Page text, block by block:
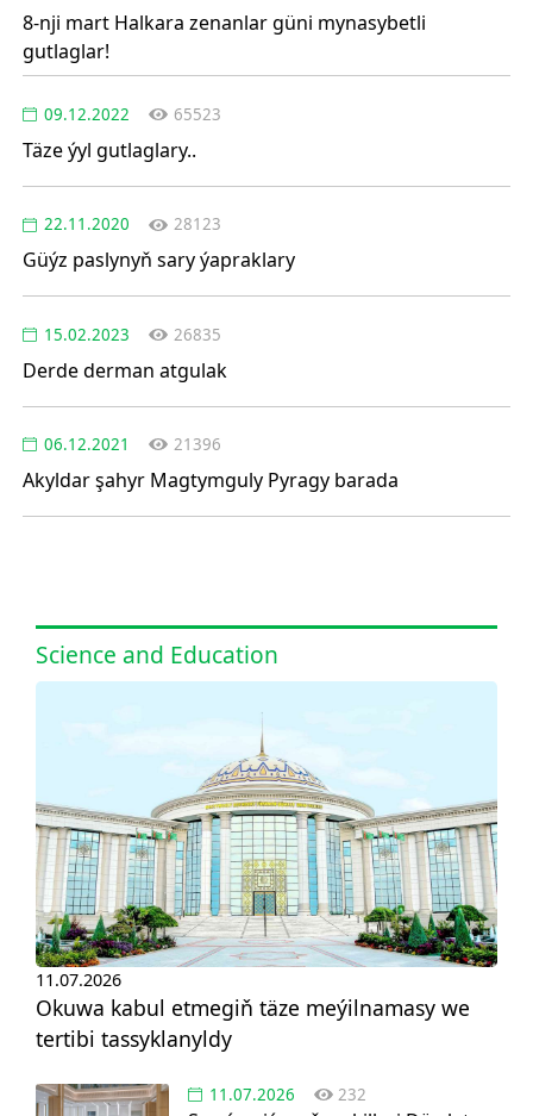
8-nji mart Halkara zenanlar güni mynasybetli
gutlaglar!
09.12.2022 65523
Täze ýyl gutlaglary..
22.11.2020 28123
Güýz paslynyň sary ýapraklary
15.02.2023 26835
Derde derman atgulak
06.12.2021 21396
Akyldar şahyr Magtymguly Pyragy barada
Science and Education
11.07.2026
Okuwa kabul etmegiň täze meýilnamasy we
tertibi tassyklanyldy
11.07.2026 232